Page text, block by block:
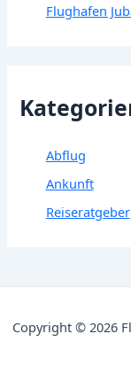
Flughafen
Abflug
Ankunft
Reiseratgeber
Copyright © 2026